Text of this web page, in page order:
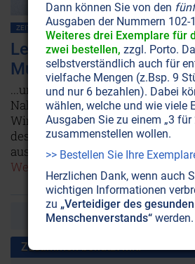
ZEITENSCHRIFT NR. 35, S.12 ERNÄHRUNG
Lebensmittelzusätze:
Muschel aus
...und das Pfirsicharoma aus
Nahrungsmittelindustrie, die für
Wir befinden uns dann in der
des Essens, in der nichts mehr
aussieht. Mit fatalen Folgen für
Weiterlesen...
Erste Vorherige
Zusammen benutzt mit:
Dann können Sie von den
Ausgaben der Nummern 102-
Weiteres drei Exemplare für
zwei bestellen, zzgl. Porto.
selbstverständlich auch für
vielfache Mengen (z.Bsp. 9
und nur 6 bezahlen). Dabei
wählen, welche und wie viele
Ausgaben Sie zu einem „3 für
zusammenstellen wollen.
>> Bestellen Sie Ihre
Herzlichen Dank, wenn auch
wichtigen Informationen
zu „Verteidiger des gesunden
Menschenverstands“ werden.